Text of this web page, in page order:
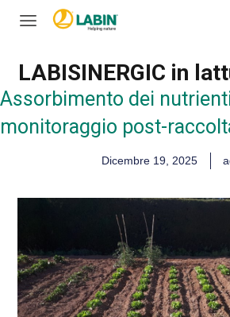
LABISINERGIC in
Assorbimento dei
monitoraggio post-
Dicembre 19, 2025